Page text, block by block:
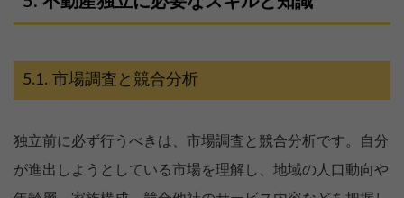
市場調査と競合分析
独立前に必ず行うべきは、市場調査と競合分析です。自分
が進出しようとしている市場を理解し、地域の人口動向や